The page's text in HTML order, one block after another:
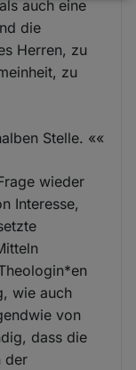
auch eine
die
Herren, zu
zu
Stelle. ««
wieder
Interesse,
wie auch
von
dass die
der